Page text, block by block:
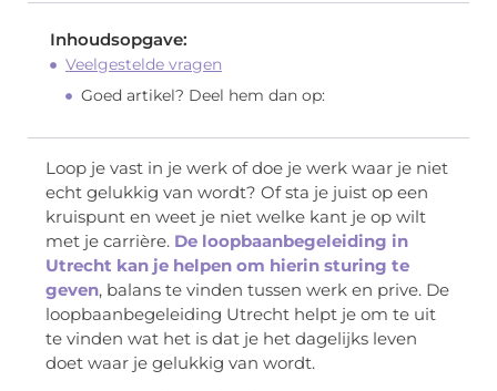
Inhoudsopgave:
Veelgestelde vragen
Goed artikel? Deel hem dan op:
Loop je vast in je werk of doe je werk waar je niet
echt gelukkig van wordt? Of sta je juist op een
kruispunt en weet je niet welke kant je op wilt
met je carrière. De loopbaanbegeleiding in
Utrecht kan je helpen om hierin sturing te
geven, balans te vinden tussen werk en prive. De
loopbaanbegeleiding Utrecht helpt je om te uit
te vinden wat het is dat je het dagelijks leven
doet waar je gelukkig van wordt.